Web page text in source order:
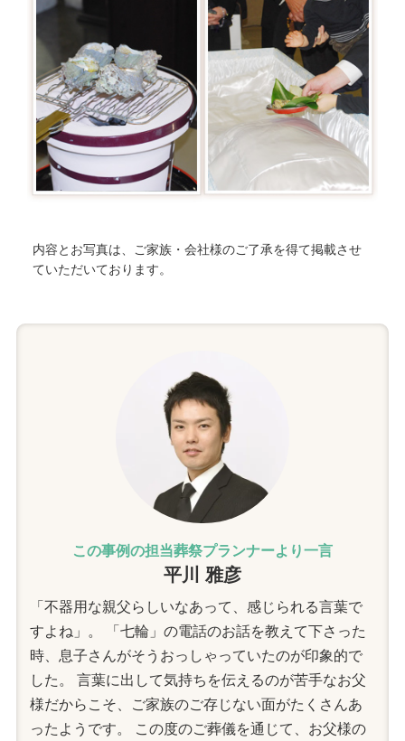
内容とお写真は、ご家族・会社様のご了承を得て掲載させ
ていただいております。
この事例の担当葬祭プランナーより一言
平川 雅彦
「不器用な親父らしいなあって、感じられる言葉で
すよね」。 「七輪」の電話のお話を教えて下さった
時、息子さんがそうおっしゃっていたのが印象的で
した。 言葉に出して気持ちを伝えるのが苦手なお父
様だからこそ、ご家族のご存じない面がたくさんあ
ったようです。 この度のご葬儀を通じて、お父様の